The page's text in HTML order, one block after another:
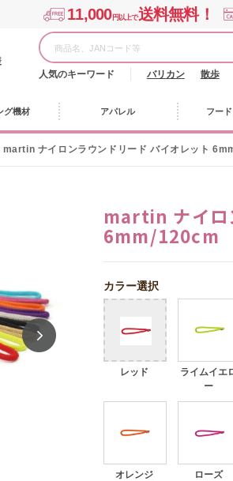
11,000円以上で送料無料！
人気のキーワード バリカン 散歩
グ機材 アパレル フー
martin ナイロンラウンドリード バイオレット
martin ナイロ
6mm/120cm
カラー選択
レッド
ライムイエ
ー
オレンジ ローズ